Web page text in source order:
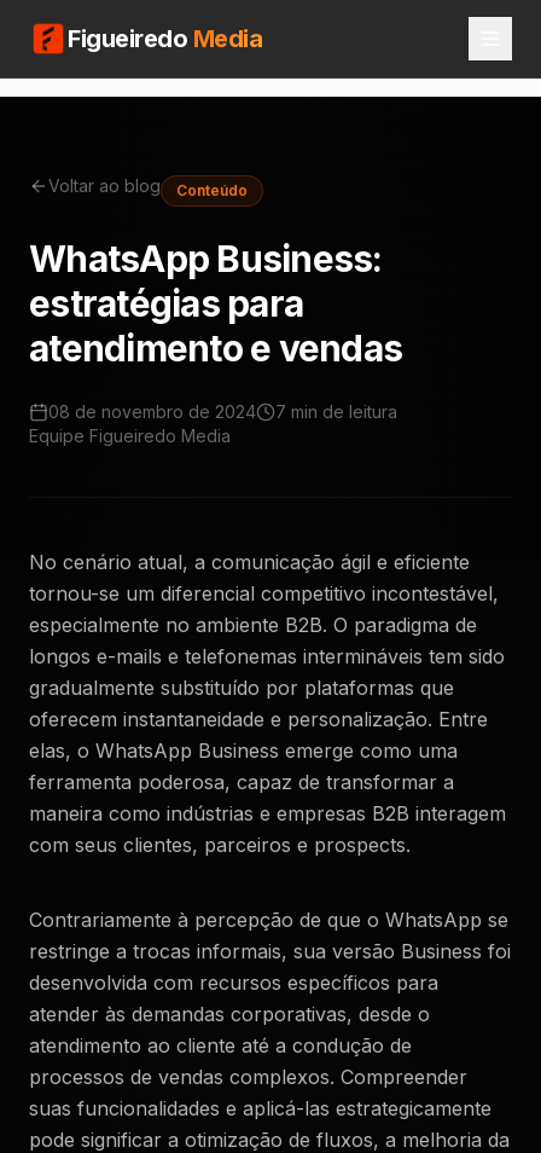
Figueiredo Media
Voltar ao blog Conteúdo
WhatsApp Business:
estratégias para
atendimento e vendas
08 de novembro de 2024 7 min de leitura
Equipe Figueiredo Media
No cenário atual, a comunicação ágil e eficiente
tornou-se um diferencial competitivo incontestável,
especialmente no ambiente B2B. O paradigma de
longos e-mails e telefonemas intermináveis tem sido
gradualmente substituído por plataformas que
oferecem instantaneidade e personalização. Entre
elas, o WhatsApp Business emerge como uma
ferramenta poderosa, capaz de transformar a
maneira como indústrias e empresas B2B interagem
com seus clientes, parceiros e prospects.
Contrariamente à percepção de que o WhatsApp se
restringe a trocas informais, sua versão Business foi
desenvolvida com recursos específicos para
atender às demandas corporativas, desde o
atendimento ao cliente até a condução de
processos de vendas complexos. Compreender
suas funcionalidades e aplicá-las estrategicamente
pode significar a otimização de fluxos, a melhoria da